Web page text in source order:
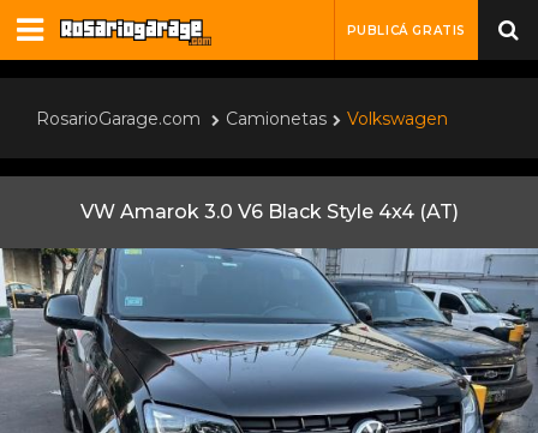
PUBLICÁ GRATIS
RosarioGarage.com Camionetas Volkswagen
VW Amarok 3.0 V6 Black Style 4x4 (AT)